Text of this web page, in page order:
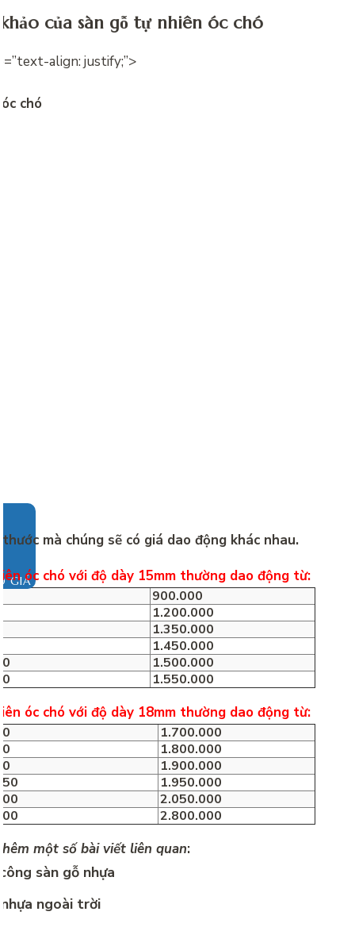
của sàn gỗ tự nhiên óc chó
align: justify;”>
GIÁ
mà chúng sẽ có giá dao động khác nhau.
óc chó với độ dày 15mm thường dao động từ:
900.000
1.200.000
1.350.000
1.450.000
1.500.000
1.550.000
óc chó với độ dày 18mm thường dao động từ:
1.700.000
1.800.000
1.900.000
1.950.000
2.050.000
2.800.000
một số bài viết liên quan:
sàn gỗ nhựa
ngoài trời